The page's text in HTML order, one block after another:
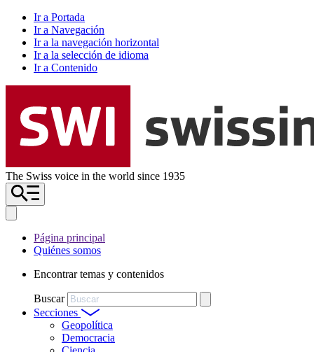
Ir a Portada
Ir a Navegación
Ir a la navegación horizontal
Ir a la selección de idioma
Ir a Contenido
The Swiss voice in the world since 1935
Página principal
Quiénes somos
Encontrar temas y contenidos
Buscar
Secciones
Geopolítica
Democracia